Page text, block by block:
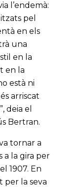
l’endemà:
pel
en els
una
en la
en la
està ni
arriscat
deia el
Bertran.
tornar a
a la gira per
1907. En
per la seva